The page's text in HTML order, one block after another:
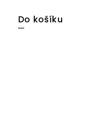
Do košíku